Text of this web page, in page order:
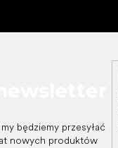
będziemy przesyłać
nowych produktów